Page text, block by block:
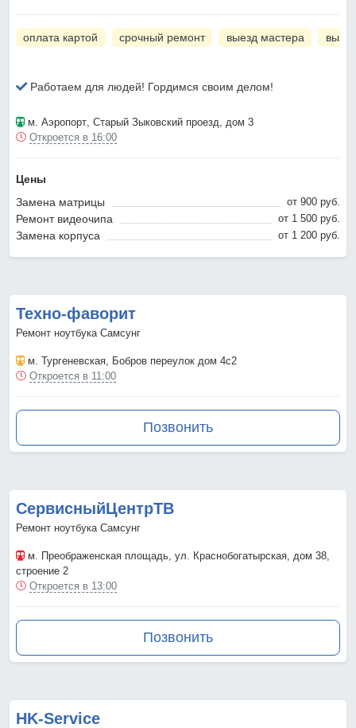
оплата картой срочный ремонт выезд мастера
Работаем для людей! Гордимся своим делом!
м. Аэропорт , Старый Зыковский проезд, дом 3
Откроется в 16:00
Цены
Замена матрицы
от 900 pyб.
Ремонт видеочипа от 1 500 pyб.
Замена корпуса от 1 200 pyб.
Техно-фаворит
Ремонт ноутбука Самсунг
м. Тургеневская , Бобров переулок дом 4с2
Откроется в 11:00
Позвонить
СервисныйЦентрТВ
Ремонт ноутбука Самсунг
м. Преображенская площадь , ул. Краснобогатырская, дом 38,
строение 2
Откроется в 13:00
Позвонить
HK-Service